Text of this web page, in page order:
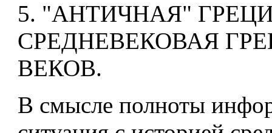
5. "АНТИЧНАЯ"
СРЕДНЕВЕКОВАЯ
ВЕКОВ.
В смысле полноты